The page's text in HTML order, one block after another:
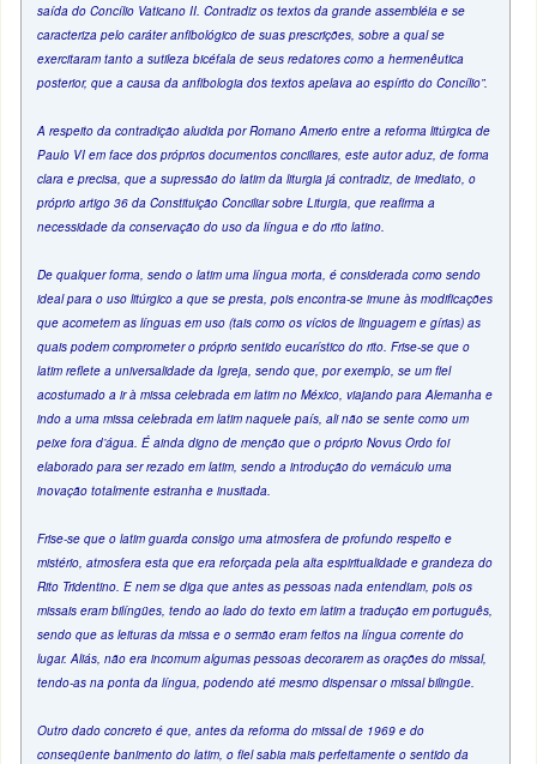
saída do Concílio Vaticano II. Contradiz os textos da grande assembléia e se
caracteriza pelo caráter anfibológico de suas prescrições, sobre a qual se
exercitaram tanto a sutileza bicéfala de seus redatores como a hermenêutica
posterior, que a causa da anfibologia dos textos apelava ao espírito do Concílio”.
A respeito da contradição aludida por Romano Amerio entre a reforma litúrgica de
Paulo VI em face dos próprios documentos conciliares, este autor aduz, de forma
clara e precisa, que a supressão do latim da liturgia já contradiz, de imediato, o
próprio artigo 36 da Constituição Conciliar sobre Liturgia, que reafirma a
necessidade da conservação do uso da língua e do rito latino.
De qualquer forma, sendo o latim uma língua morta, é considerada como sendo
ideal para o uso litúrgico a que se presta, pois encontra-se imune às modificações
que acometem as línguas em uso (tais como os vícios de linguagem e gírias) as
quais podem comprometer o próprio sentido eucarístico do rito. Frise-se que o
latim reflete a universalidade da Igreja, sendo que, por exemplo, se um fiel
acostumado a ir à missa celebrada em latim no México, viajando para Alemanha e
indo a uma missa celebrada em latim naquele país, ali não se sente como um
peixe fora d’água. É ainda digno de menção que o próprio Novus Ordo foi
elaborado para ser rezado em latim, sendo a introdução do vernáculo uma
inovação totalmente estranha e inusitada.
Frise-se que o latim guarda consigo uma atmosfera de profundo respeito e
mistério, atmosfera esta que era reforçada pela alta espiritualidade e grandeza do
Rito Tridentino. E nem se diga que antes as pessoas nada entendiam, pois os
missais eram bilíngües, tendo ao lado do texto em latim a tradução em português,
sendo que as leituras da missa e o sermão eram feitos na língua corrente do
lugar. Aliás, não era incomum algumas pessoas decorarem as orações do missal,
tendo-as na ponta da língua, podendo até mesmo dispensar o missal bilingüe.
Outro dado concreto é que, antes da reforma do missal de 1969 e do
conseqüente banimento do latim, o fiel sabia mais perfeitamente o sentido da